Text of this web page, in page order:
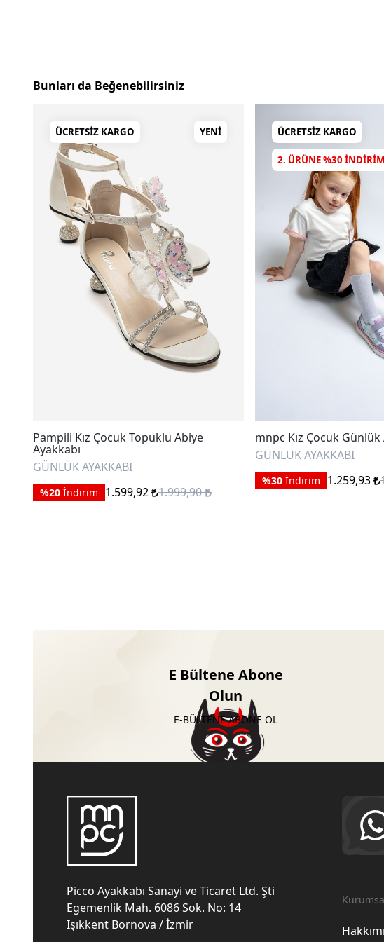
Bunları da Beğenebilirsiniz
ÜCRETSIZ KARGO YENI
Pampili Kız Çocuk Topuklu Abiye
Ayakkabı
GÜNLÜK AYAKKABI
%20 İndirim 1.599,92 1.999,90
ÜCRETSIZ KARGO
2. ÜRÜNE %30 INDIRIM
mnpc Kız Çocuk Günlük
GÜNLÜK AYAKKABI
%30 İndirim 1.259,93
E Bültene Abone
Olun
E-BÜLTENE ABONE OL
Picco Ayakkabı Sanayi ve Ticaret Ltd. Şti
Egemenlik Mah. 6086 Sok. No: 14
Işıkkent Bornova / İzmir